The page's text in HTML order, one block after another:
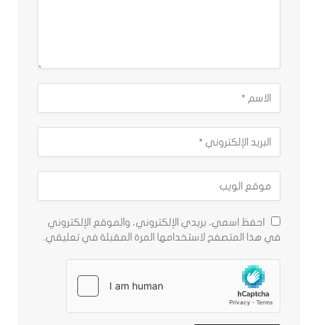
احفظ اسمي، بريدي الإلكتروني، والموقع الإلكتروني
في هذا المتصفح لاستخدامها المرة المقبلة في تعليقي.